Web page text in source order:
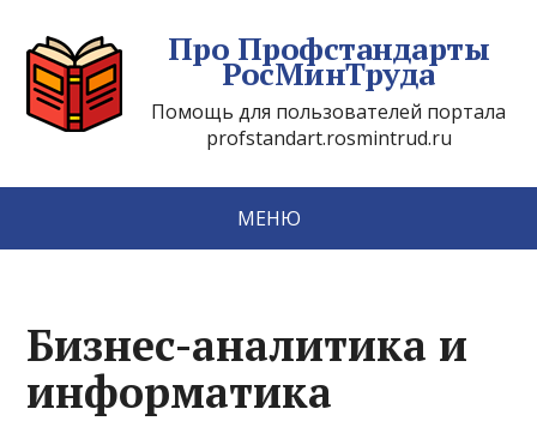
Про Профстандарты
РосМинТруда
Помощь для пользователей портала
profstandart.rosmintrud.ru
МЕНЮ
Бизнес-аналитика и
информатика